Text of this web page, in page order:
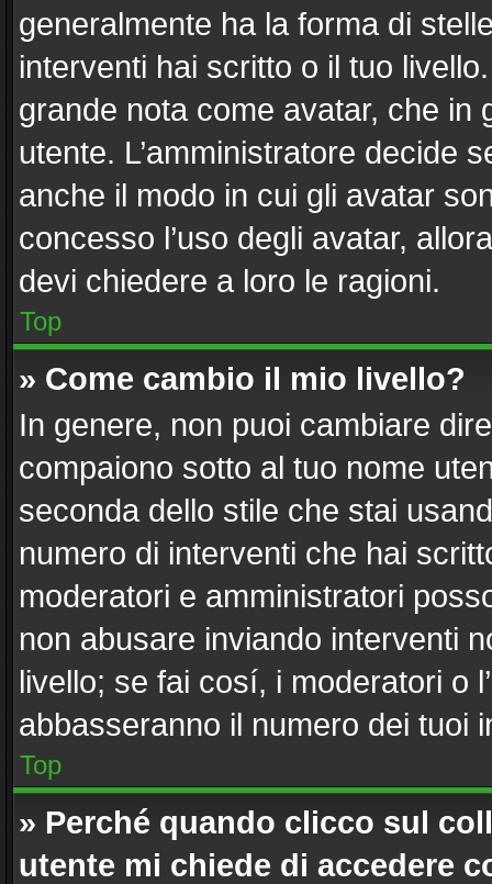
generalmente ha la forma di
interventi hai scritto o il tuo
grande nota come avatar, che in
utente. L’amministratore decide
anche il modo in cui gli avatar
concesso l’uso degli avatar,
devi chiedere a loro le ragioni.
Top
» Come cambio il mio livello?
In genere, non puoi cambiare
compaiono sotto al tuo nome
seconda dello stile che stai
numero di interventi che hai
moderatori e amministratori
non abusare inviando interventi
livello; se fai cosí, i moderatori o
abbasseranno il numero dei tuoi
Top
» Perché quando clicco sul
utente mi chiede di accedere